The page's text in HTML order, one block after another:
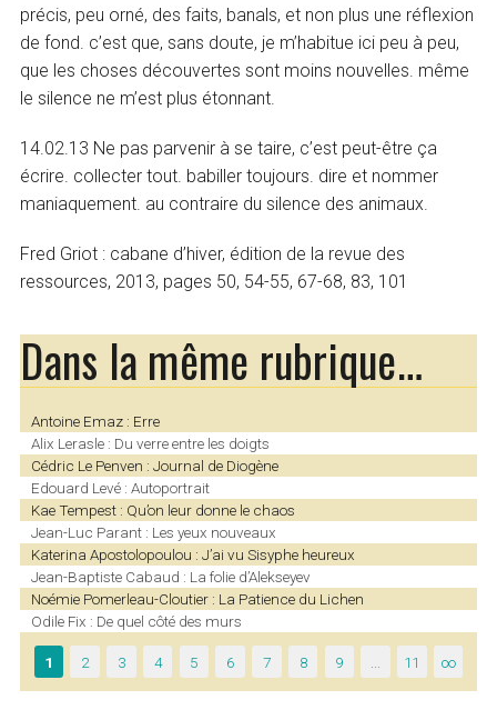
précis, peu orné, des faits, banals, et non plus une réflexion
de fond. c’est que, sans doute, je m’habitue ici peu à peu,
que les choses découvertes sont moins nouvelles. même
le silence ne m’est plus étonnant.
14.02.13 Ne pas parvenir à se taire, c’est peut-être ça
écrire. collecter tout. babiller toujours. dire et nommer
maniaquement. au contraire du silence des animaux.
Fred Griot : cabane d’hiver, édition de la revue des
ressources, 2013, pages 50, 54-55, 67-68, 83, 101
Dans la même rubrique…
Antoine Emaz : Erre
Alix Lerasle : Du verre entre les doigts
Cédric Le Penven : Journal de Diogène
Edouard Levé : Autoportrait
Kae Tempest : Qu’on leur donne le chaos
Jean-Luc Parant : Les yeux nouveaux
Katerina Apostolopoulou : J’ai vu Sisyphe heureux
Jean-Baptiste Cabaud : La folie d’Alekseyev
Noémie Pomerleau-Cloutier : La Patience du Lichen
Odile Fix : De quel côté des murs
1 2 3 4 5 6 7 8 9 11 ∞